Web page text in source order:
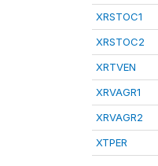
XRSTOC1
XRSTOC2
XRTVEN
XRVAGR1
XRVAGR2
XTPER